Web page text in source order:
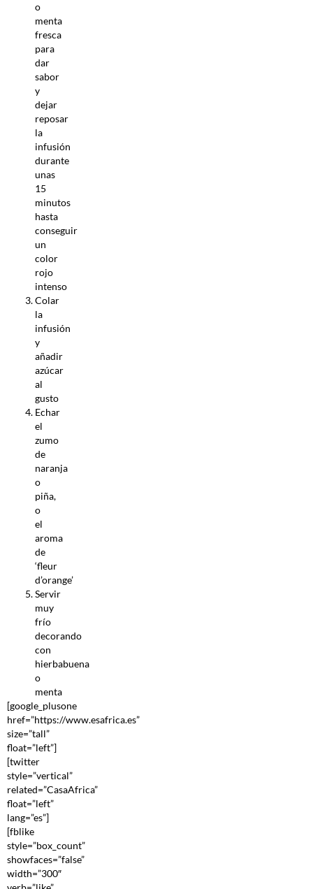
o
menta
fresca
para
dar
sabor
y
dejar
reposar
la
infusión
durante
unas
15
minutos
hasta
conseguir
un
color
rojo
intenso
Colar
la
infusión
y
añadir
azúcar
al
gusto
Echar
el
zumo
de
naranja
o
piña,
o
el
aroma
de
‘fleur
d’orange’
Servir
muy
frío
decorando
con
hierbabuena
o
menta
[google_plusone
href=”https://www.esafrica.es”
size=”tall”
float=”left”]
[twitter
style=”vertical”
related=”CasaAfrica”
float=”left”
lang=”es”]
[fblike
style=”box_count”
showfaces=”false”
width=”300″